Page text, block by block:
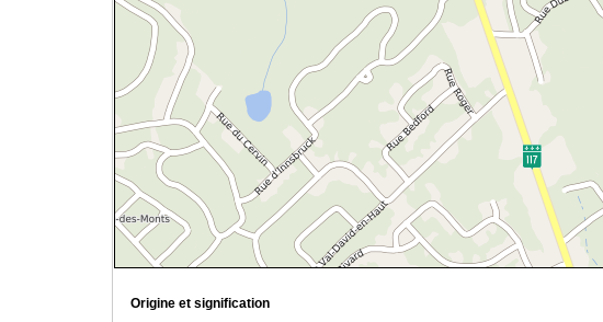
Origine et signification